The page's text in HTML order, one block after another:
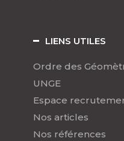
LIENS UTILES
Ordre des
UNGE
Espace
Nos articles
Nos références